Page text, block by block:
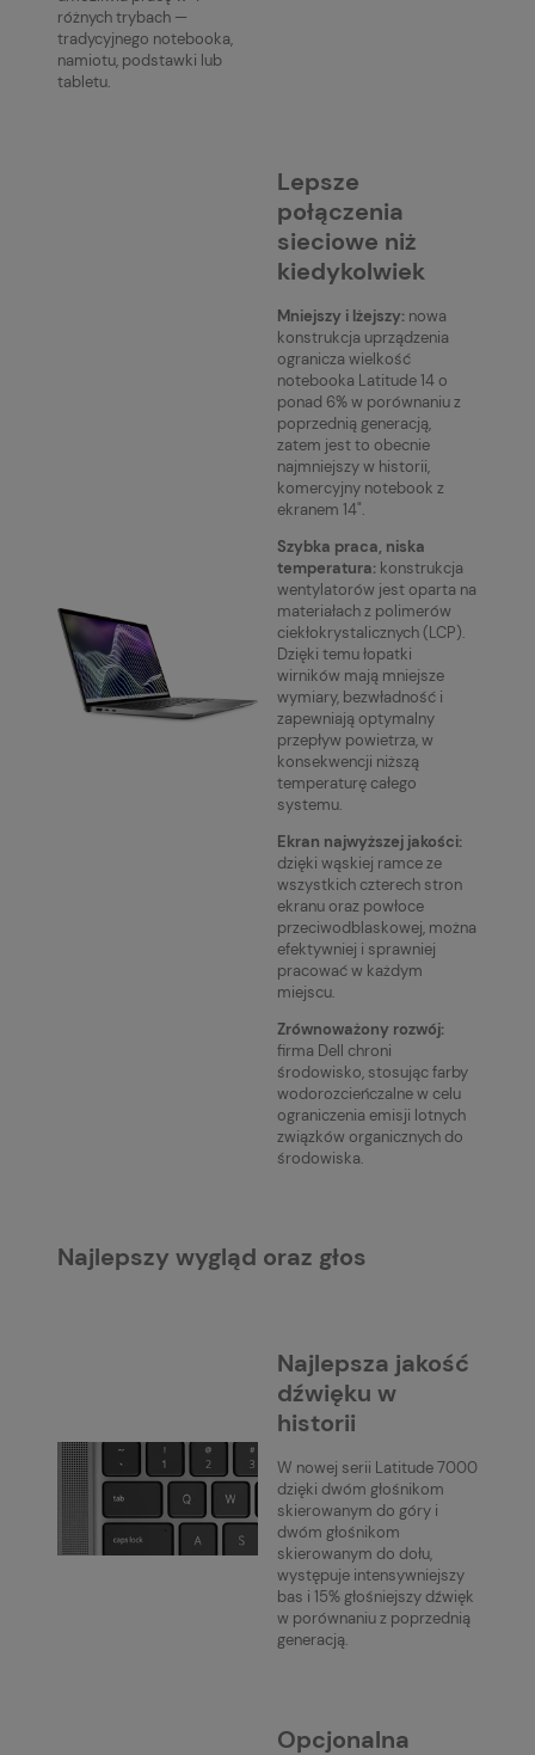
różnych trybach —
tradycyjnego notebooka,
namiotu, podstawki lub
tabletu.
Lepsze
połączenia
sieciowe niż
kiedykolwiek
Mniejszy i lżejszy: nowa
konstrukcja uprządzenia
ogranicza wielkość
notebooka Latitude 14 o
ponad 6% w porównaniu z
poprzednią generacją,
zatem jest to obecnie
najmniejszy w historii,
komercyjny notebook z
ekranem 14".
Szybka praca, niska
temperatura: konstrukcja
wentylatorów jest oparta na
materiałach z polimerów
ciekłokrystalicznych (LCP).
Dzięki temu łopatki
wirników mają mniejsze
wymiary, bezwładność i
zapewniają optymalny
przepływ powietrza, w
konsekwencji niższą
temperaturę całego
systemu.
Ekran najwyższej jakości:
dzięki wąskiej ramce ze
wszystkich czterech stron
ekranu oraz powłoce
przeciwodblaskowej, można
efektywniej i sprawniej
pracować w każdym
miejscu.
Zrównoważony rozwój:
firma Dell chroni
środowisko, stosując farby
wodorozcieńczalne w celu
ograniczenia emisji lotnych
związków organicznych do
środowiska.
Najlepszy wygląd oraz głos
Najlepsza jakość
dźwięku w
historii
W nowej serii Latitude 7000
dzięki dwóm głośnikom
skierowanym do góry i
dwóm głośnikom
skierowanym do dołu,
występuje intensywniejszy
bas i 15% głośniejszy dźwięk
w porównaniu z poprzednią
generacją.
Opcjonalna